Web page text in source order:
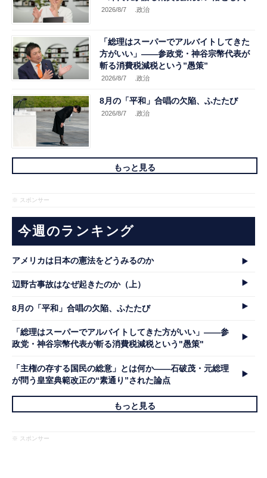
2026/8/7 .政治
「総理はスーパーでアルバイトしてきた
方がいい」――参政党・神谷宗幣代表が
斬る消費税減税という”愚策”
2026/8/7 .政治
8月の「平和」合唱の欠陥、ふたたび
2026/8/7 .政治
もっと見る
※ スポンサー
今週のランキング
アメリカは日本の憲法をどうみるのか
辺野古事故はなぜ起きたのか（上）
8月の「平和」合唱の欠陥、ふたたび
「総理はスーパーでアルバイトしてきた方がいい」――参
政党・神谷宗幣代表が斬る消費税減税という"愚策"
「主権の存する国民の総意」とは何か――石破茂・元総理
が問う皇室典範改正の“素通り”された論点
もっと見る
※ スポンサー